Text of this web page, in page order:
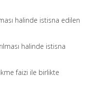
halinde istisna edilen
halinde istisna
faizi ile birlikte